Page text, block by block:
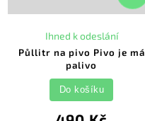
Půllitr na pivo Pivo je má
palivo
Ihned k odeslání
Do košíku